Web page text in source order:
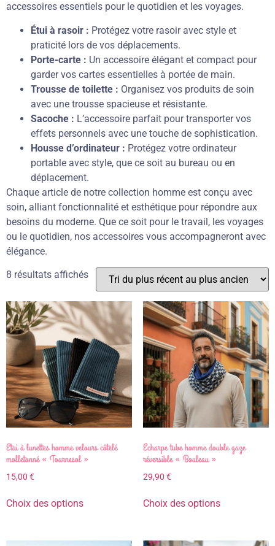
accessoires essentiels pour le quotidien et les voyages.
Étui à rasoir : Protégez votre rasoir avec style et
praticité lors de vos déplacements.
Porte-carte : Un accessoire élégant et compact pour
garder vos cartes essentielles à portée de main.
Trousse de toilette : Organisez vos produits de soin
avec une trousse spacieuse et résistante.
Sacoche : L’accessoire parfait pour transporter vos
effets personnels avec une touche de sophistication.
Housse d’ordinateur : Protégez votre ordinateur
portable avec style, que ce soit au bureau ou en
déplacement.
Chaque article de notre collection homme est conçu avec
soin, alliant fonctionnalité et esthétique pour répondre aux
besoins du moderne. Que ce soit pour le travail, les voyages
ou le quotidien, nos accessoires vous accompagneront avec
élégance.
8 résultats affichés
Etui à lunettes homme velours côtelé
molletonné « Tournesol »
15,00 €
Choix des options
Echarpe tube homme double gaze
réversible « Bouleau »
29,90 €
Choix des options